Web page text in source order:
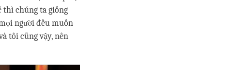
thì chúng ta giống
người đều muốn
tôi cũng vậy, nên